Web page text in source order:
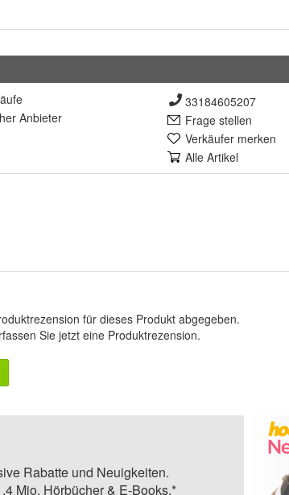
er Anbieter
33184605207
Frage stellen
Verkäufer merken
Alle Artikel
für dieses Produkt abgegeben.
Sie jetzt eine Produktrezension.
Rabatte und Neuigkeiten.
Mio. Hörbücher & E-Books.*